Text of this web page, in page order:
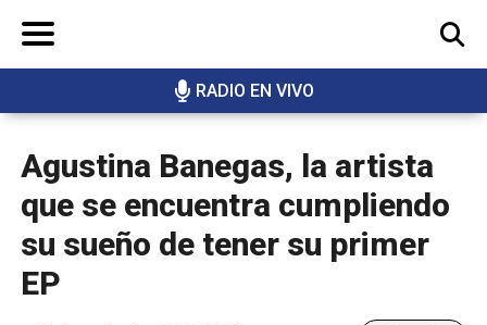
RADIO EN VIVO
BUSCAR
Agustina Banegas, la artista
que se encuentra cumpliendo
su sueño de tener su primer
EP